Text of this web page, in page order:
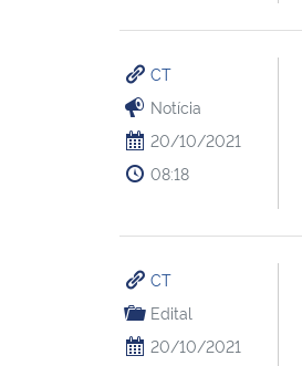
CT
Notícia
20/10/2021
08:18
CT
Edital
20/10/2021